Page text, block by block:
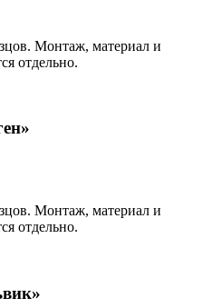
Монтаж, материал и
отдельно.
Монтаж, материал и
отдельно.